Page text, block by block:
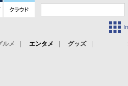
ルメ エンタメ
グッズ